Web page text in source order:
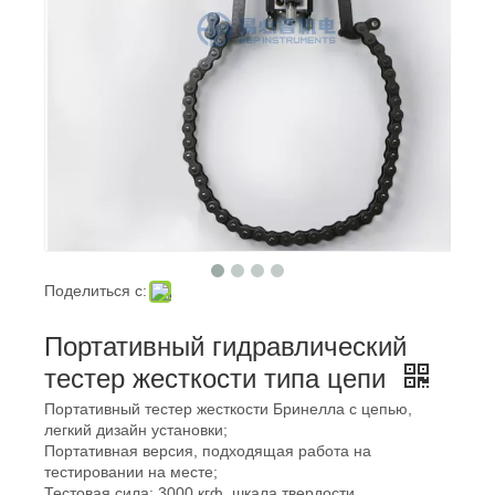
Поделиться с:
Портативный гидравлический
тестер жесткости типа цепи
Портативный тестер жесткости Бринелла с цепью,
легкий дизайн установки;
Портативная версия, подходящая работа на
тестировании на месте;